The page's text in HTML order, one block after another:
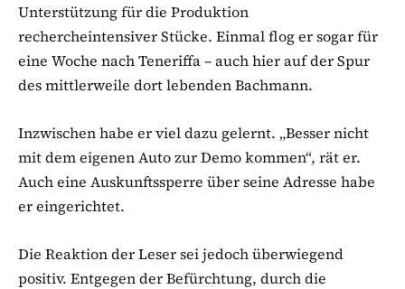
Unterstützung für die Produktion
rechercheintensiver Stücke. Einmal flog er sogar für
eine Woche nach Teneriffa – auch hier auf der Spur
des mittlerweile dort lebenden Bachmann.
Inzwischen habe er viel dazu gelernt. „Besser nicht
mit dem eigenen Auto zur Demo kommen“, rät er.
Auch eine Auskunftssperre über seine Adresse habe
er eingerichtet.
Die Reaktion der Leser sei jedoch überwiegend
positiv. Entgegen der Befürchtung, durch die